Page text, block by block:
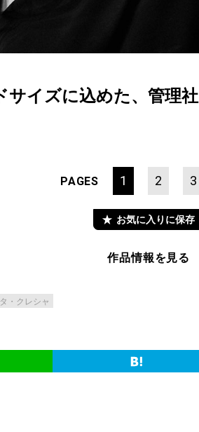
サイズに込めた、管理社
PAGES 1 2 3
お気に入りに保存
・クレシャ
作品情報を見る